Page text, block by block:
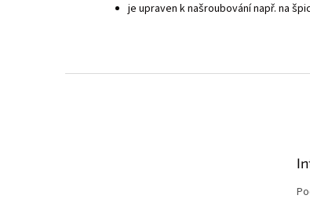
je upraven k našroubování např. na